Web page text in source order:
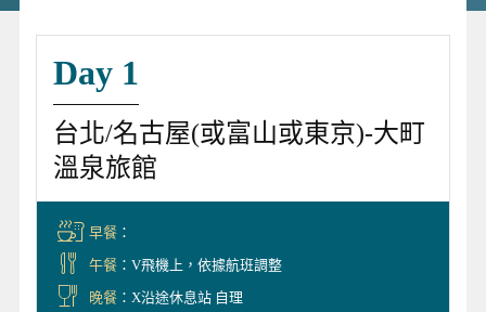
Day 1
台北/名古屋(或富山或東京)-大町
溫泉旅館
早餐：
午餐：V飛機上，依據航班調整
晚餐：X沿途休息站 自理